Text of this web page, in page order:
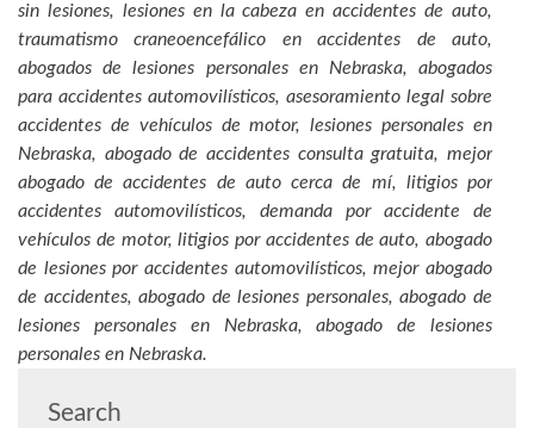
sin lesiones, lesiones en la cabeza en accidentes de auto,
traumatismo craneoencefálico en accidentes de auto,
abogados de lesiones personales en Nebraska, abogados
para accidentes automovilísticos, asesoramiento legal sobre
accidentes de vehículos de motor, lesiones personales en
Nebraska, abogado de accidentes consulta gratuita, mejor
abogado de accidentes de auto cerca de mí, litigios por
accidentes automovilísticos, demanda por accidente de
vehículos de motor, litigios por accidentes de auto, abogado
de lesiones por accidentes automovilísticos, mejor abogado
de accidentes, abogado de lesiones personales, abogado de
lesiones personales en Nebraska, abogado de lesiones
personales en Nebraska.
Search